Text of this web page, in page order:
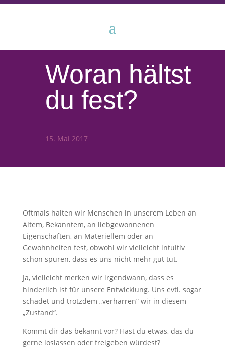
Woran hältst
du fest?
15. Mai 2017
Oftmals halten wir Menschen in unserem Leben an
Altem, Bekanntem, an liebgewonnenen
Eigenschaften, an Materiellem oder an
Gewohnheiten fest, obwohl wir vielleicht intuitiv
schon spüren, dass es uns nicht mehr gut tut.
Ja, vielleicht merken wir irgendwann, dass es
hinderlich ist für unsere Entwicklung. Uns evtl. sogar
schadet und trotzdem „verharren“ wir in diesem
„Zustand“.
Kommt dir das bekannt vor? Hast du etwas, das du
gerne loslassen oder freigeben würdest?